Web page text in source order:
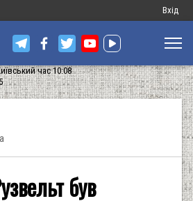
Меню
запису
Вхід
час 10:08
був